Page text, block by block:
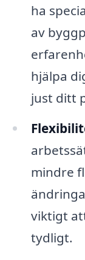
ha
av
hjälpa
just ditt
mindre
viktigt
tydligt.